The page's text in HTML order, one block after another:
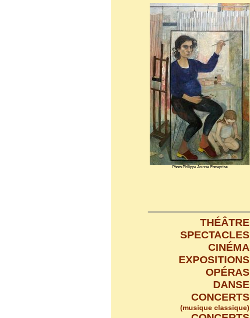
Photo Philippe Jousse Entreprise
THÉÂTRE
SPECTACLES
CINÉMA
EXPOSITIONS
OPÉRAS
DANSE
CONCERTS
(musique classique)